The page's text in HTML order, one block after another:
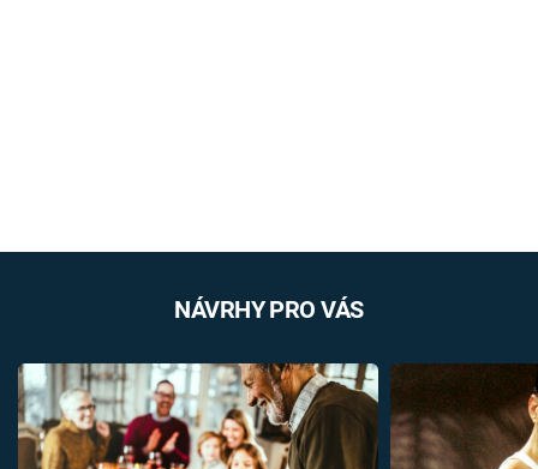
NÁVRHY PRO VÁS